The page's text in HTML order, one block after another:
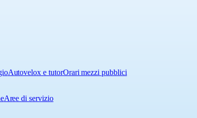
Autovelox e tutorOrari mezzi pubblici
Aree di servizio